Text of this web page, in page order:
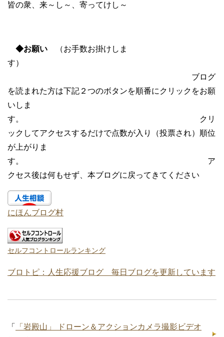
皆の衆、来～し～、寄ってけし～
◆お願い （お手数お掛けしま
す）
ブログ
を読まれた方は下記２つのボタンを順番にクリックをお願
いしま
す。 クリ
ックしてアクセスするだけで点数が入り（投票され）順位
が上がりま
す。 ア
クセス後は何もせず、本ブログに戻ってきてください
にほんブログ村
セルフコントロールランキング
ブロトピ：人生応援ブログ 毎日ブログを更新しています
「
「岩殿山」 ドローン＆アクションカメラ撮影ビデオ